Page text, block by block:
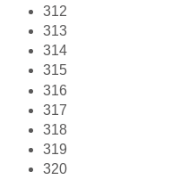
312
313
314
315
316
317
318
319
320